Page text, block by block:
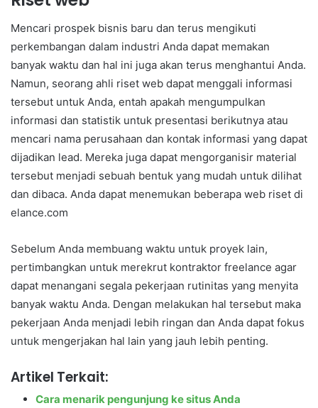
Mencari prospek bisnis baru dan terus mengikuti
perkembangan dalam industri Anda dapat memakan
banyak waktu dan hal ini juga akan terus menghantui Anda.
Namun, seorang ahli riset web dapat menggali informasi
tersebut untuk Anda, entah apakah mengumpulkan
informasi dan statistik untuk presentasi berikutnya atau
mencari nama perusahaan dan kontak informasi yang dapat
dijadikan lead. Mereka juga dapat mengorganisir material
tersebut menjadi sebuah bentuk yang mudah untuk dilihat
dan dibaca. Anda dapat menemukan beberapa web riset di
elance.com
Sebelum Anda membuang waktu untuk proyek lain,
pertimbangkan untuk merekrut kontraktor freelance agar
dapat menangani segala pekerjaan rutinitas yang menyita
banyak waktu Anda. Dengan melakukan hal tersebut maka
pekerjaan Anda menjadi lebih ringan dan Anda dapat fokus
untuk mengerjakan hal lain yang jauh lebih penting.
Artikel Terkait:
Cara menarik pengunjung ke situs Anda